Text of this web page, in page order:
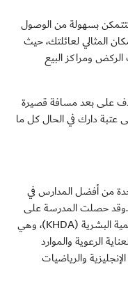
بسهولة من الوصول
المثالي لعائلتك، حيث
ومراكز البيع
على بعد مسافة قصيرة
دارك في الحال كل ما
عام 2007، وتعد واحدة من أفضل المدارس في
حصلت المدرسة على
تصنيف "متميز" من قبل هيئة المعرفة والتنمية البشرية (KHDA)، وهي
الرعوية والموارد
والرياضيات